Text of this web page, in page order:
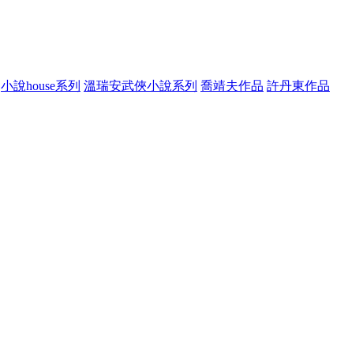
小說house系列 溫瑞安武俠小說系列 喬靖夫作品 許丹東作品